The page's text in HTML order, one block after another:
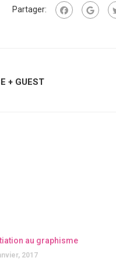
Partager:
+ GUEST
au graphisme
2017